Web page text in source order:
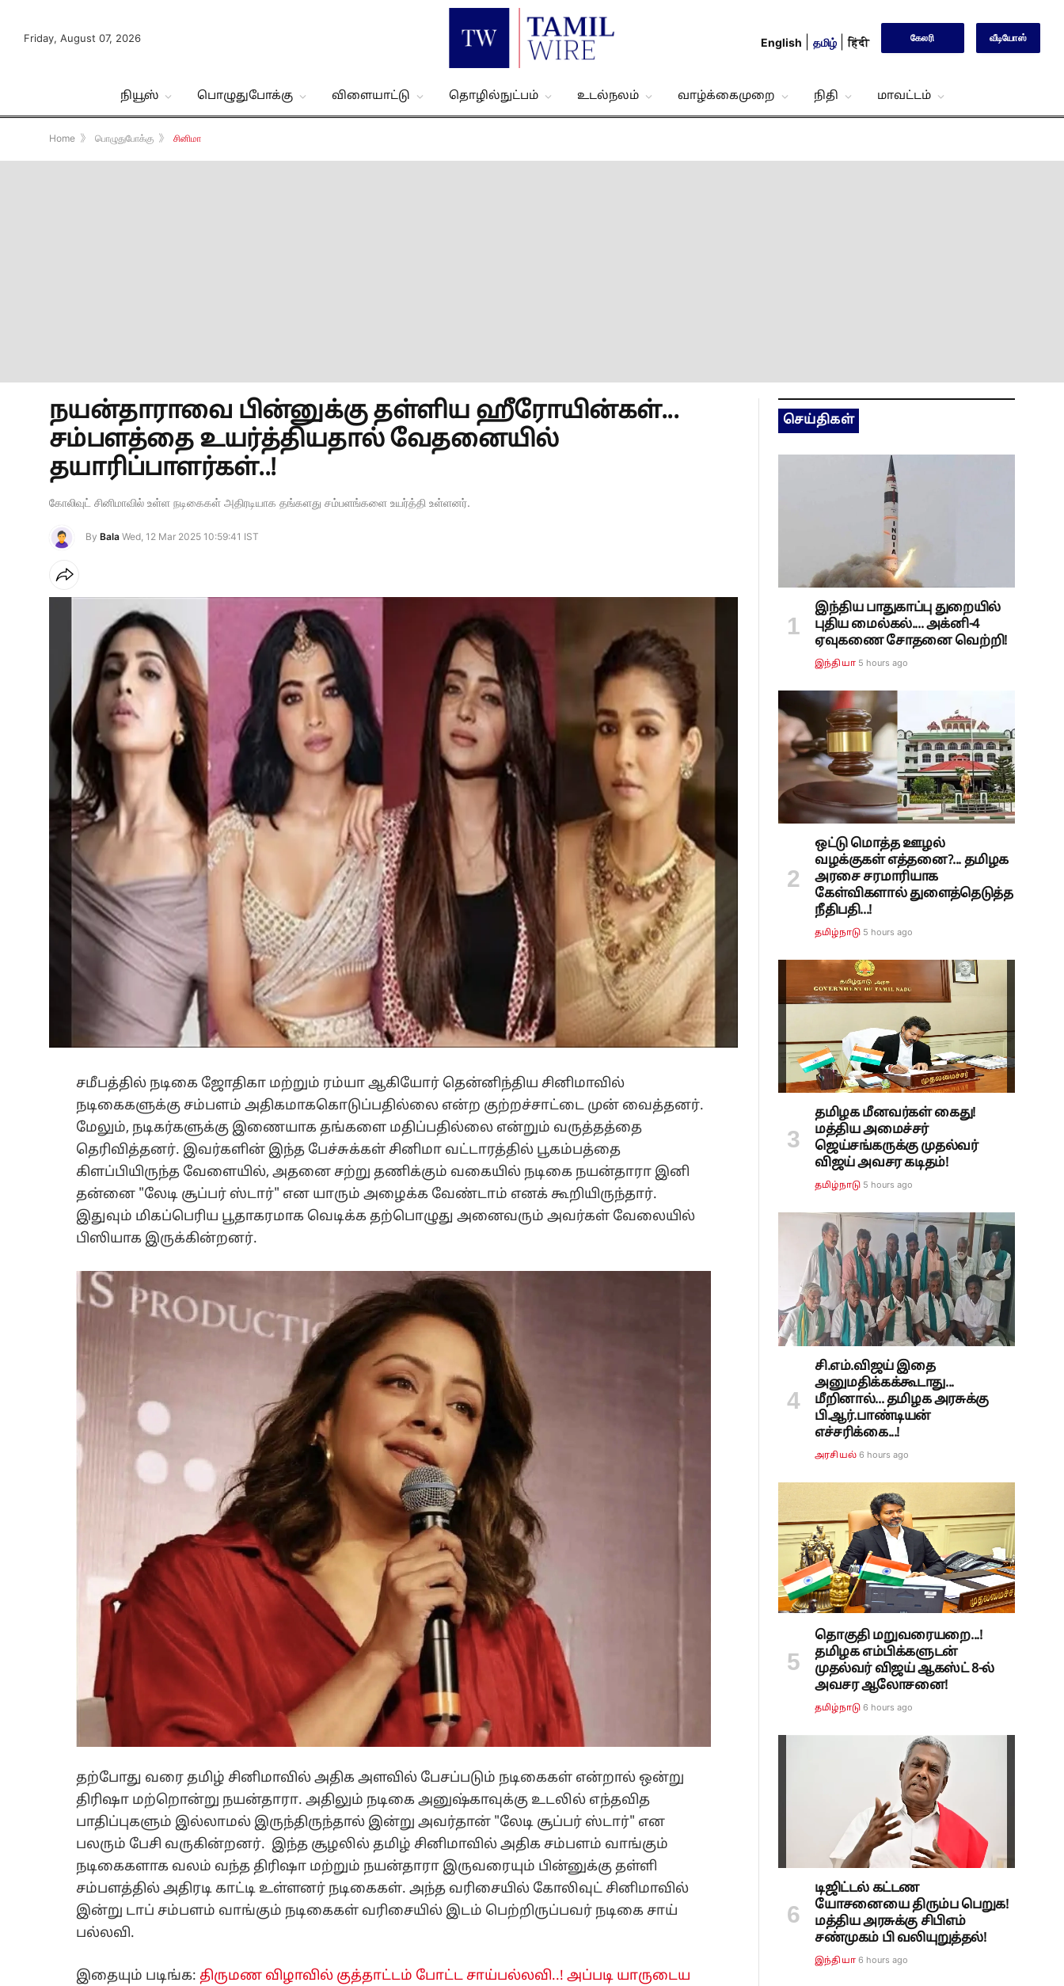
Friday, August 07, 2026 English தமிழ் हिंदी கேலரி வீடியோஸ்
நியூஸ் பொழுதுபோக்கு விளையாட்டு தொழில்நுட்பம் உடல்நலம் வாழ்க்கைமுறை நிதி மாவட்டம்
Home 》 பொழுதுபோக்கு 》 சினிமா
நயன்தாராவை பின்னுக்கு தள்ளிய ஹீரோயின்கள்...
சம்பளத்தை உயர்த்தியதால் வேதனையில்
தயாரிப்பாளர்கள்..!
கோலிவுட் சினிமாவில் உள்ள நடிகைகள் அதிரடியாக தங்களது சம்பளங்களை உயர்த்தி உள்ளனர்.
By Bala Wed, 12 Mar 2025 10:59:41 IST
சமீபத்தில் நடிகை ஜோதிகா மற்றும் ரம்யா ஆகியோர் தென்னிந்திய சினிமாவில்
நடிகைகளுக்கு சம்பளம் அதிகமாககொடுப்பதில்லை என்ற குற்றச்சாட்டை முன் வைத்தனர்.
மேலும், நடிகர்களுக்கு இணையாக தங்களை மதிப்பதில்லை என்றும் வருத்தத்தை
தெரிவித்தனர். இவர்களின் இந்த பேச்சுக்கள் சினிமா வட்டாரத்தில் பூகம்பத்தை
கிளப்பியிருந்த வேளையில், அதனை சற்று தணிக்கும் வகையில் நடிகை நயன்தாரா இனி
தன்னை "லேடி சூப்பர் ஸ்டார்" என யாரும் அழைக்க வேண்டாம் எனக் கூறியிருந்தார்.
இதுவும் மிகப்பெரிய பூதாகரமாக வெடிக்க தற்பொழுது அனைவரும் அவர்கள் வேலையில்
பிஸியாக இருக்கின்றனர்.
தற்போது வரை தமிழ் சினிமாவில் அதிக அளவில் பேசப்படும் நடிகைகள் என்றால் ஒன்று
திரிஷா மற்றொன்று நயன்தாரா. அதிலும் நடிகை அனுஷ்காவுக்கு உடலில் எந்தவித
பாதிப்புகளும் இல்லாமல் இருந்திருந்தால் இன்று அவர்தான் "லேடி சூப்பர் ஸ்டார்" என
பலரும் பேசி வருகின்றனர். இந்த சூழலில் தமிழ் சினிமாவில் அதிக சம்பளம் வாங்கும்
நடிகைகளாக வலம் வந்த திரிஷா மற்றும் நயன்தாரா இருவரையும் பின்னுக்கு தள்ளி
சம்பளத்தில் அதிரடி காட்டி உள்ளனர் நடிகைகள். அந்த வரிசையில் கோலிவுட் சினிமாவில்
இன்று டாப் சம்பளம் வாங்கும் நடிகைகள் வரிசையில் இடம் பெற்றிருப்பவர் நடிகை சாய்
பல்லவி.
இதையும் படிங்க:திருமண விழாவில் குத்தாட்டம் போட்ட சாய்பல்லவி..! அப்படி யாருடைய
செய்திகள்
இந்திய பாதுகாப்பு துறையில்
புதிய மைல்கல்.... அக்னி-4
ஏவுகணை சோதனை வெற்றி!
இந்தியா 5 hours ago
ஒட்டு மொத்த ஊழல்
வழக்குகள் எத்தனை?... தமிழக
அரசை சரமாரியாக
கேள்விகளால் துளைத்தெடுத்த
நீதிபதி...!
தமிழ்நாடு 5 hours ago
தமிழக மீனவர்கள் கைது!
மத்திய அமைச்சர்
ஜெய்சங்கருக்கு முதல்வர்
விஜய் அவசர கடிதம்!
தமிழ்நாடு 5 hours ago
சி.எம்.விஜய் இதை
அனுமதிக்கக்கூடாது...
மீறினால்... தமிழக அரசுக்கு
பி.ஆர்.பாண்டியன்
எச்சரிக்கை...!
அரசியல் 6 hours ago
தொகுதி மறுவரையறை...!
தமிழக எம்பிக்களுடன்
முதல்வர் விஜய் ஆகஸ்ட் 8-ல்
அவசர ஆலோசனை!
தமிழ்நாடு 6 hours ago
டிஜிட்டல் கட்டண
யோசனையை திரும்ப பெறுக!
மத்திய அரசுக்கு சிபிஎம்
சண்முகம் பி வலியுறுத்தல்!
இந்தியா 6 hours ago